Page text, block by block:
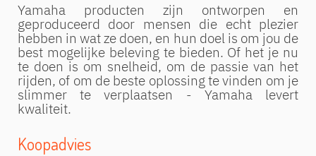
Yamaha producten zijn ontworpen en
geproduceerd door mensen die echt plezier
hebben in wat ze doen, en hun doel is om jou de
best mogelijke beleving te bieden. Of het je nu
te doen is om snelheid, om de passie van het
rijden, of om de beste oplossing te vinden om je
slimmer te verplaatsen - Yamaha levert
kwaliteit.
Koopadvies